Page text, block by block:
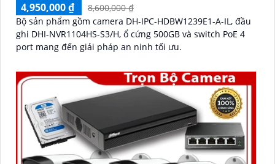
4,950,000 ₫
8,600,000 ₫
Bộ sản phẩm gồm camera DH-IPC-HDBW1239E1-A-IL, đầu
ghi DHI-NVR1104HS-S3/H, ổ cứng 500GB và switch PoE 4
port mang đến giải pháp an ninh tối ưu.